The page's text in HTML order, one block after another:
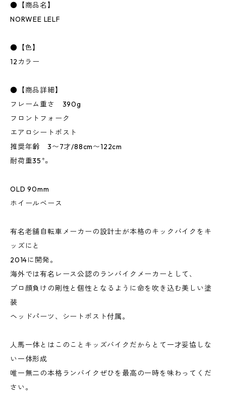
●【商品名】
NORWEE LELF
●【色】
12カラー
●【商品詳細】
フレーム重さ 390g
フロントフォーク
エアロシートポスト
推奨年齢 3〜7才/88cm〜122cm
耐荷重35㌔
OLD 90mm
ホイールベース
有名老舗自転車メーカーの設計士が本格のキックバイクをキ
ッズにと
2014に開発。
海外では有名レース公認のランバイクメーカーとして、
プロ顔負けの剛性と個性となるように命を吹き込む美しい塗
装
ヘッドパーツ、シートポスト付属。
人馬一体とはこのことキッズバイクだからとて一才妥協しな
い一体形成
唯一無二の本格ランバイクぜひを最高の一時を味わってくだ
さい。